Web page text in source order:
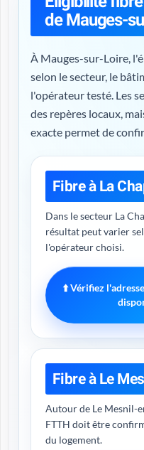
de Mauges-
À Mauges-sur-Loire,
selon le secteur, le
l'opérateur testé. Les
des repères locaux,
exacte permet de
Fibre à La
Dans le secteur La
résultat peut varier
l'opérateur choisi.
⬆️ Vérifiez
Fibre à Le
Autour de Le Mesnil-
FTTH doit être
du logement.